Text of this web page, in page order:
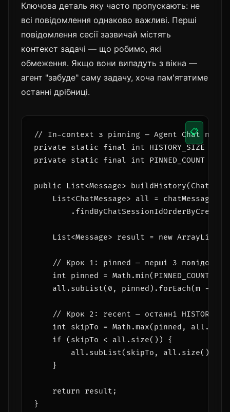
Ключова деталь яку часто пропускають: не
всі повідомлення однаково важливі. Перші
повідомлення сесії зазвичай містять
контекст задачі — що робимо, які
обмеження. Якщо вони випадуть з вікна —
агент "забуде" саму задачу, хоча пам'ятатиме
останні дрібниці.
// In-context з pinning — Agent Chat
private static final int HISTORY_SIZE =
private static final int PINNED_COUNT  =
public List<Message>
List<ChatMessage> all =
List<Message> result = new
// Крок 1: pinned — перші 3
int pinned = Math.min(PINNED_COUNT,
all.subList(0, pinned).forEach(m ->
// Крок 2: recent — останні
int skipTo = Math.max(pinned,
    if (skipTo < all.size()) {
all.subList(skipTo,
    }
    return result;
}
📋